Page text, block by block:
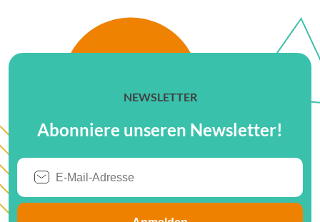
NEWSLETTER
Abonniere unseren Newsletter!